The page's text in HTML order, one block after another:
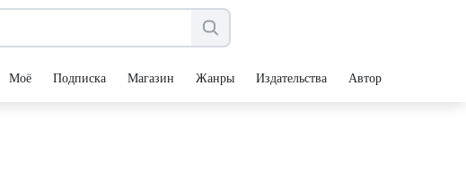
Моё Подписка Магазин Жанры Издательства Авторы